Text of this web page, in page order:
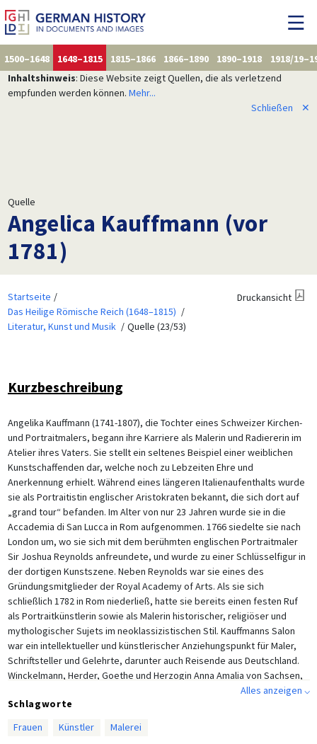
1500–1648 1648–1815 1815–1866 1866–1890 1890–1918
1918/
Inhaltshinweis: Diese Website zeigt Quellen, die als verletzend
empfunden werden können. Mehr...
Schließen
✕
Quelle
Angelica Kauffmann (vor
1781)
Startseite
Das Heilige Römische Reich (1648–1815)
Literatur, Kunst und Musik
Quelle (23/53)
Druckansicht
Kurzbeschreibung
Angelika Kauffmann (1741-1807), die Tochter eines Schweizer Kirchen-
und Portraitmalers, begann ihre Karriere als Malerin und Radiererin im
Atelier ihres Vaters. Sie stellt ein seltenes Beispiel einer weiblichen
Kunstschaffenden dar, welche noch zu Lebzeiten Ehre und
Anerkennung erhielt. Während eines längeren Italienaufenthalts wurde
sie als Portraitistin englischer Aristokraten bekannt, die sich dort auf
„grand tour“ befanden. Im Alter von nur 23 Jahren wurde sie in die
Accademia di San Lucca in Rom aufgenommen. 1766 siedelte sie nach
London um, wo sie sich mit dem berühmten englischen Portraitmaler
Sir Joshua Reynolds anfreundete, und wurde zu einer Schlüsselfigur in
der dortigen Kunstszene. Neben Reynolds war sie eines des
Gründungsmitglieder der Royal Academy of Arts. Als sie sich
schließlich 1782 in Rom niederließ, hatte sie bereits einen festen Ruf
als Portraitkünstlerin sowie als Malerin historischer, religiöser und
mythologischer Sujets im neoklassizistischen Stil. Kauffmanns Salon
war ein intellektueller und künstlerischer Anziehungspunkt für Maler,
Schriftsteller und Gelehrte, darunter auch Reisende aus Deutschland.
Winckelmann, Herder, Goethe und Herzogin Anna Amalia von Sachsen,
Weimar und Eisenach waren allesamt auf ihren Italienreisen bei
Angelika Kauffmann zu Gast. Selbstportrait von Angelika Kauffmann in
Alles anzeigen ⌵
Schlagworte
Frauen
Künstler Malerei